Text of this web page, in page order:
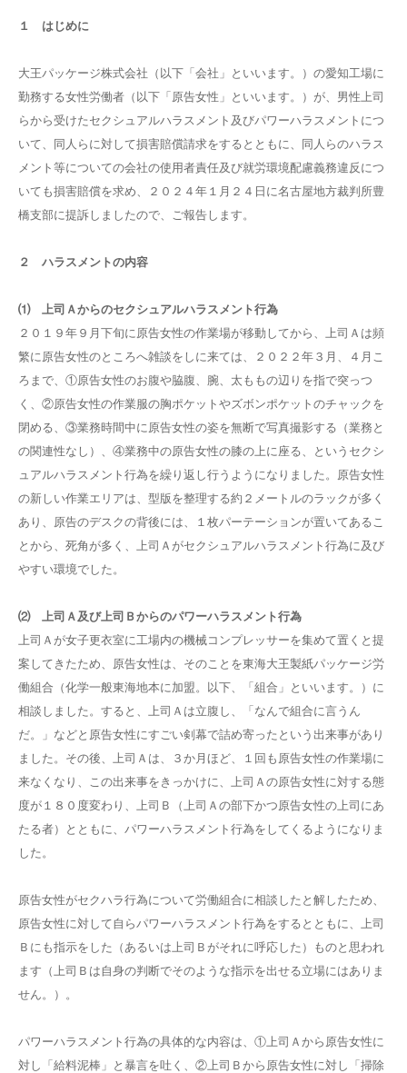
１ はじめに
大王パッケージ株式会社（以下「会社」といいます。）の愛知工場に
勤務する女性労働者（以下「原告女性」といいます。）が、男性上司
らから受けたセクシュアルハラスメント及びパワーハラスメントにつ
いて、同人らに対して損害賠償請求をするとともに、同人らのハラス
メント等についての会社の使用者責任及び就労環境配慮義務違反につ
いても損害賠償を求め、２０２４年１月２４日に名古屋地方裁判所豊
橋支部に提訴しましたので、ご報告します。
２ ハラスメントの内容
⑴ 上司Ａからのセクシュアルハラスメント行為
２０１９年９月下旬に原告女性の作業場が移動してから、上司Ａは頻
繁に原告女性のところへ雑談をしに来ては、２０２２年３月、４月こ
ろまで、①原告女性のお腹や脇腹、腕、太ももの辺りを指で突っつ
く、②原告女性の作業服の胸ポケットやズボンポケットのチャックを
閉める、③業務時間中に原告女性の姿を無断で写真撮影する（業務と
の関連性なし）、④業務中の原告女性の膝の上に座る、というセクシ
ュアルハラスメント行為を繰り返し行うようになりました。原告女性
の新しい作業エリアは、型版を整理する約２メートルのラックが多く
あり、原告のデスクの背後には、１枚パーテーションが置いてあるこ
とから、死角が多く、上司Ａがセクシュアルハラスメント行為に及び
やすい環境でした。
⑵ 上司Ａ及び上司Ｂからのパワーハラスメント行為
上司Ａが女子更衣室に工場内の機械コンプレッサーを集めて置くと提
案してきたため、原告女性は、そのことを東海大王製紙パッケージ労
働組合（化学一般東海地本に加盟。以下、「組合」といいます。）に
相談しました。すると、上司Ａは立腹し、「なんで組合に言うん
だ。」などと原告女性にすごい剣幕で詰め寄ったという出来事があり
ました。その後、上司Ａは、３か月ほど、１回も原告女性の作業場に
来なくなり、この出来事をきっかけに、上司Ａの原告女性に対する態
度が１８０度変わり、上司Ｂ（上司Ａの部下かつ原告女性の上司にあ
たる者）とともに、パワーハラスメント行為をしてくるようになりま
した。
原告女性がセクハラ行為について労働組合に相談したと解したため、
原告女性に対して自らパワーハラスメント行為をするとともに、上司
Ｂにも指示をした（あるいは上司Ｂがそれに呼応した）ものと思われ
ます（上司Ｂは自身の判断でそのような指示を出せる立場にはありま
せん。）。
パワーハラスメント行為の具体的な内容は、①上司Ａから原告女性に
対し「給料泥棒」と暴言を吐く、②上司Ｂから原告女性に対し「掃除